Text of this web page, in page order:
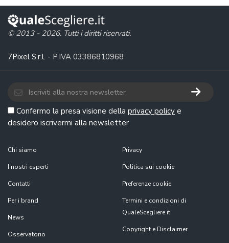
© 2013 - 2026. Tutti i diritti riservati.
7Pixel S.r.l. - P.IVA 03386810968
Confermo la presa visione della privacy policy e
desidero iscrivermi alla newsletter
Chi siamo
I nostri esperti
Contatti
Per i brand
News
Osservatorio
Privacy
Politica sui cookie
Preferenze cookie
Termini e condizioni di
QualeScegliere.it
Copyright e Disclaimer